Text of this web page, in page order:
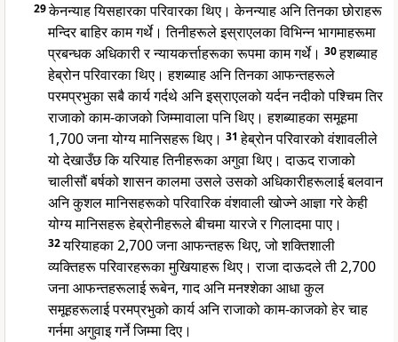
29केनन्याह यिसहारका परिवारका थिए। केनन्याह अनि तिनका छोराहरू
मन्दिर बाहिर काम गर्थे। तिनीहरूले इस्राएलका विभिन्न भागमाहरूमा
प्रबन्धक अधिकारी र न्यायकर्त्ताहरूका रूपमा काम गर्थे। 30हशब्याह
हेब्रोन परिवारका थिए। हशब्याह अनि तिनका आफन्तहरूले
परमप्रभुका सबै कार्य गर्दथे अनि इस्राएलको यर्दन नदीको पश्चिम तिर
राजाको काम-काजको जिम्मावाला पनि थिए। हशब्याहका समूहमा
1,700 जना योग्य मानिसहरू थिए। 31हेब्रोन परिवारको वंशावलीले
यो देखाउँछ कि यरियाह तिनीहरूका अगुवा थिए। दाऊद राजाको
चालीसौं बर्षको शासन कालमा उसले उसको अधिकारीहरूलाई बलवान
अनि कुशल मानिसहरूको परिवारिक वंशवाली खोज्ने आज्ञा गरे केही
योग्य मानिसहरू हेब्रोनीहरूले बीचमा यारजे र गिलादमा पाए।
32यरियाहका 2,700 जना आफन्तहरू थिए, जो शक्तिशाली
व्यक्तिहरू परिवारहरूका मुखियाहरू थिए। राजा दाऊदले ती 2,700
जना आफन्तहरूलाई रूबेन, गाद अनि मनश्शेका आधा कुल
समूहहरूलाई परमप्रभुको कार्य अनि राजाको काम-काजको हेर चाह
गर्नमा अगुवाइ गर्ने जिम्मा दिए।